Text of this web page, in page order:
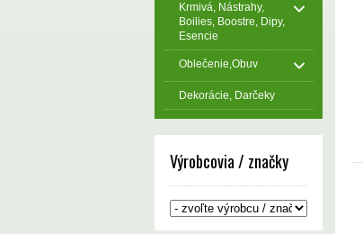
Krmivá, Nástrahy,
Boilies, Boostre, Dipy,
Esencie
Oblečenie,Obuv
Dekorácie, Darčeky
Výrobcovia / značky